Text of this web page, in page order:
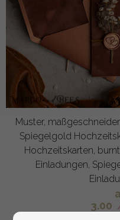
Muster,
Spiegelgold
Hochzeitskarten,
Einladungen,
3.00